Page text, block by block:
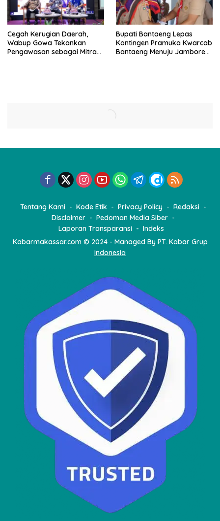
Cegah Kerugian Daerah,
Wabup Gowa Tekankan
Pengawasan sebagai Mitra
Bupati Bantaeng Lepas
Kontingen Pramuka Kwarcab
Bantaeng Menuju Jambore
Tentang Kami Kode Etik Privacy Policy
Redaksi
Disclaimer
Pedoman Media Siber
Laporan Transparansi
Indeks
Kabarmakassar.com© 2024 - Managed By PT. Kabar Grup
Indonesia